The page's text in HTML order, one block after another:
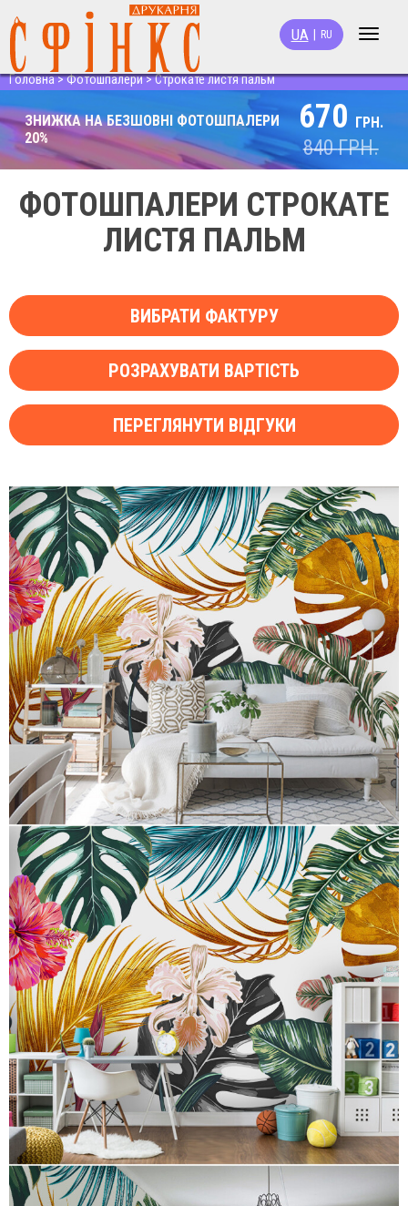
Toggle
UA RU
Головна>Фотошпалери>Строкате листя пальм
ЗНИЖКА НА БЕЗШОВНІ ФОТОШПАЛЕРИ
20%
670 ГРН.
840ГРН.
ФОТОШПАЛЕРИ СТРОКАТЕ
ЛИСТЯ ПАЛЬМ
ВИБРАТИ ФАКТУРУ
РОЗРАХУВАТИ ВАРТІСТЬ
ПЕРЕГЛЯНУТИ ВІДГУКИ